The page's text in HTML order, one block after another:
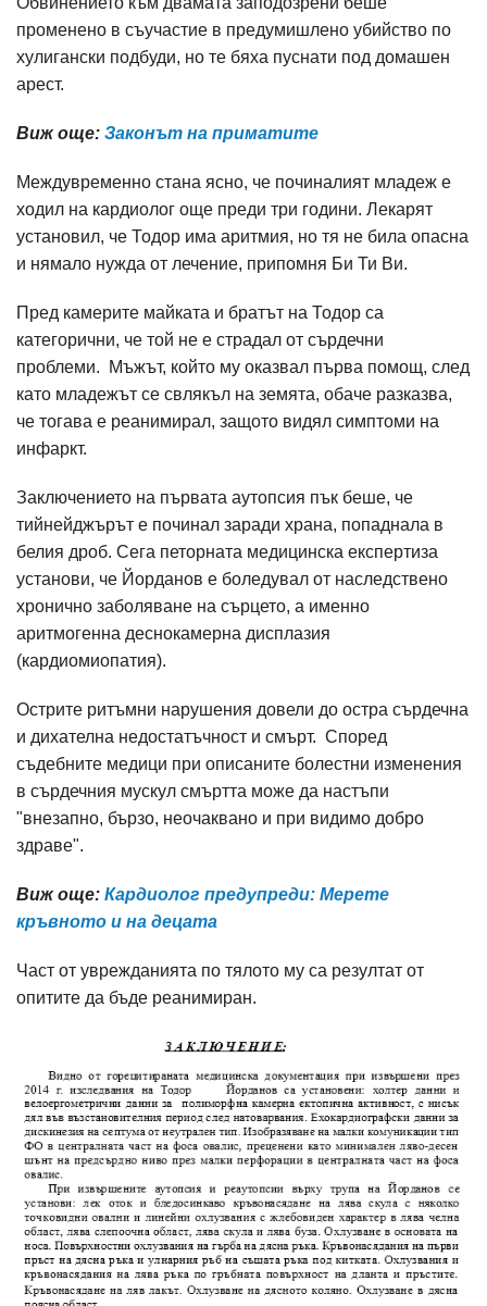
променено в съучастие в предумишлено убийство по
хулигански подбуди, но те бяха пуснати под домашен
арест.
Виж още: Законът на приматите
Междувременно стана ясно, че починалият младеж е
ходил на кардиолог още преди три години. Лекарят
установил, че Тодор има аритмия, но тя не била опасна
и нямало нужда от лечение, припомня Би Ти Ви.
Пред камерите майката и братът на Тодор са
категорични, че той не е страдал от сърдечни
проблеми. Мъжът, който му оказвал първа помощ, след
като младежът се свлякъл на земята, обаче разказва,
че тогава е реанимирал, защото видял симптоми на
инфаркт.
Заключението на първата аутопсия пък беше, че
тийнейджърът е починал заради храна, попаднала в
белия дроб. Сега петорната медицинска експертиза
установи, че Йорданов е боледувал от наследствено
хронично заболяване на сърцето, а именно
аритмогенна деснокамерна дисплазия
(кардиомиопатия).
Острите ритъмни нарушения довели до остра сърдечна
и дихателна недостатъчност и смърт. Според
съдебните медици при описаните болестни изменения
в сърдечния мускул смъртта може да настъпи
"внезапно, бързо, неочаквано и при видимо добро
здраве".
Виж още: Кардиолог предупреди: Мерете
кръвното и на децата
Част от уврежданията по тялото му са резултат от
опитите да бъде реанимиран.